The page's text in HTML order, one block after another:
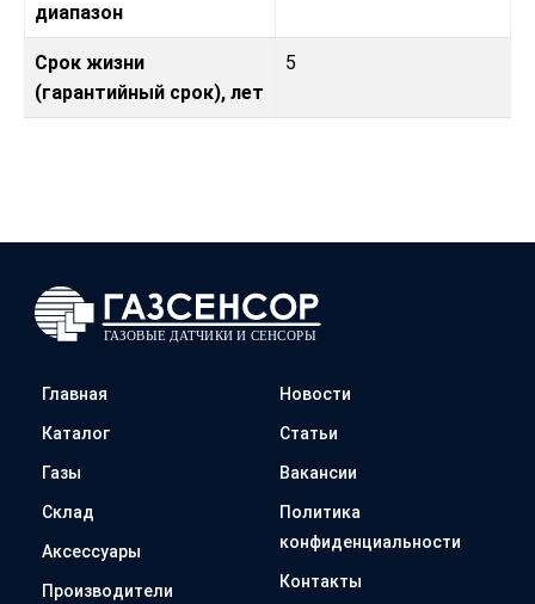
диапазон
Срок жизни
(гарантийный срок), лет
5
Главная
Каталог
Газы
Склад
Аксессуары
Производители
Новости
Статьи
Вакансии
Политика
конфиденциальности
Контакты